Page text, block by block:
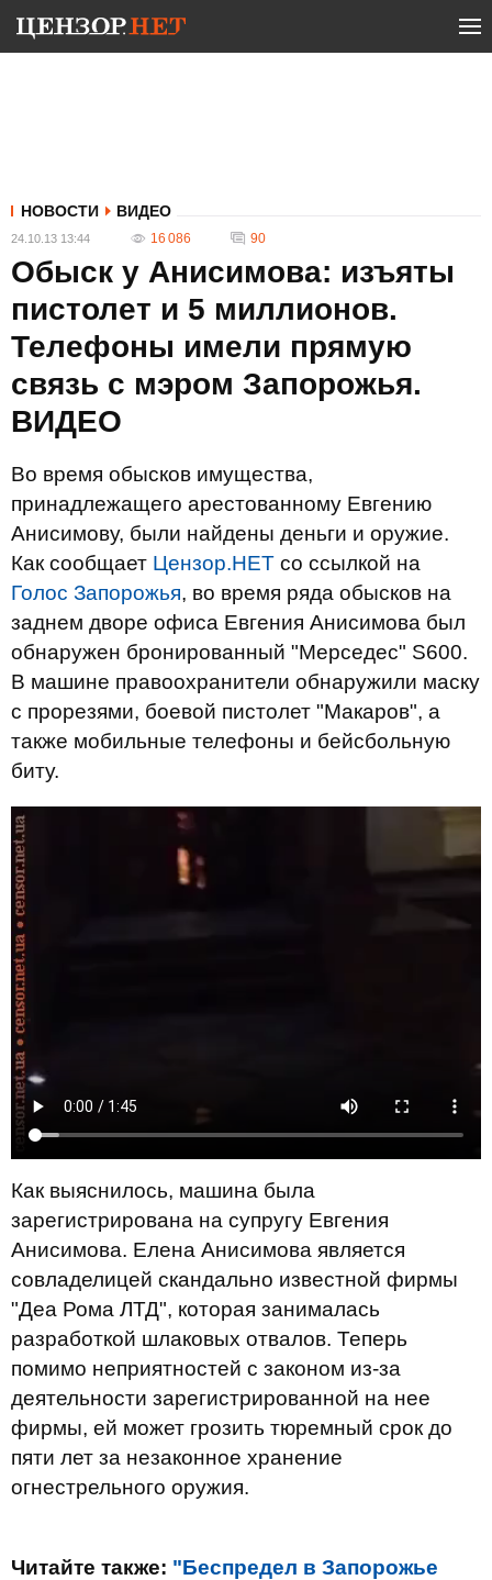
НОВОСТИ ВИДЕО
24.10.13 13:44 16 086 90
Обыск у Анисимова: изъяты
пистолет и 5 миллионов.
Телефоны имели прямую
связь с мэром Запорожья.
ВИДЕО
Во время обысков имущества,
принадлежащего арестованному Евгению
Анисимову, были найдены деньги и оружие.
Как сообщает Цензор.НЕТ со ссылкой на
Голос Запорожья, во время ряда обысков на
заднем дворе офиса Евгения Анисимова был
обнаружен бронированный "Мерседес" S600.
В машине правоохранители обнаружили маску
с прорезями, боевой пистолет "Макаров", а
также мобильные телефоны и бейсбольную
биту.
Как выяснилось, машина была
зарегистрирована на супругу Евгения
Анисимова. Елена Анисимова является
совладелицей скандально известной фирмы
"Деа Рома ЛТД", которая занималась
разработкой шлаковых отвалов. Теперь
помимо неприятностей с законом из-за
деятельности зарегистрированной на нее
фирмы, ей может грозить тюремный срок до
пяти лет за незаконное хранение
огнестрельного оружия.
Читайте также: "Беспредел в Запорожье